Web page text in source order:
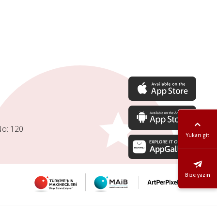
Yukarı git
Bize yazın
120